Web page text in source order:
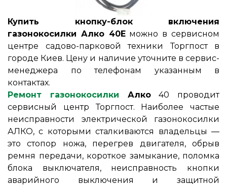
Купить кнопку-блок включения
газонокосилки Алко 40Еможно в сервисном
центре садово-парковой техники Торгпост в
городе Киев. Цену и наличие уточните в сервис-
менеджера по телефонам указанным в
контактах.
Ремонт газонокосилки Алко40 проводит
сервисный центр Торгпост. Наиболее частые
неисправности электрической газонокосилки
АЛКО, с которыми сталкиваются владельцы ―
это стопор ножа, перегрев двигателя, обрыв
ремня передачи, короткое замыкание, поломка
блока выключателя, неисправность кнопки
аварийного выключения и защитной